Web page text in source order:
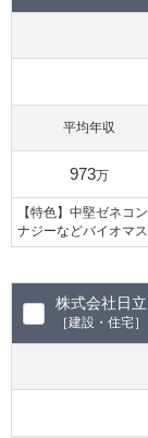
平均年収
973万
【特色】中堅ゼネコ
ナジーなどバイオマ
株式会社日
［建設・住宅］